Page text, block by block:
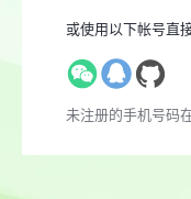
或使用以下帐号直
未注册的手机号码